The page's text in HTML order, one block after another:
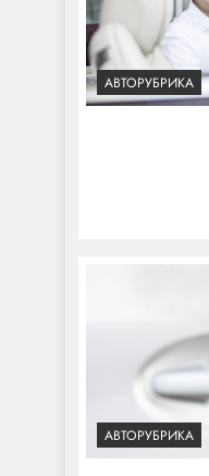
АВТОРУБРИКА
АВТОРУБРИКА